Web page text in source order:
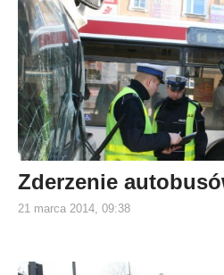
Zderzenie
21 marca 2014, 09:38